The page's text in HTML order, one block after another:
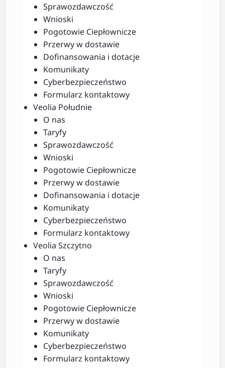
Sprawozdawczość
Wnioski
Pogotowie Ciepłownicze
Przerwy w dostawie
Dofinansowania i dotacje
Komunikaty
Cyberbezpieczeństwo
Formularz kontaktowy
Veolia Południe
O nas
Taryfy
Sprawozdawczość
Wnioski
Pogotowie Ciepłownicze
Przerwy w dostawie
Dofinansowania i dotacje
Komunikaty
Cyberbezpieczeństwo
Formularz kontaktowy
Veolia Szczytno
O nas
Taryfy
Sprawozdawczość
Wnioski
Pogotowie Ciepłownicze
Przerwy w dostawie
Komunikaty
Cyberbezpieczeństwo
Formularz kontaktowy